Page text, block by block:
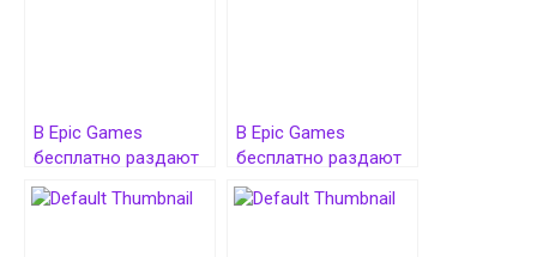
В Epic Games
бесплатно раздают
симулятор
менеджера
В Epic Games
бесплатно раздают
симулятор Jurassic
World Evolution 2